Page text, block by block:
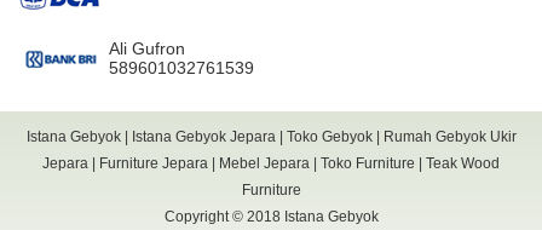
Ali Gufron
589601032761539
Istana Gebyok| Istana Gebyok Jepara Toko Gebyok|
Rumah Gebyok Ukir
Jepara
Furniture Jepara Mebel Jepara Toko Furniture
Teak Wood
Furniture
Copyright © 2018 Istana Gebyok